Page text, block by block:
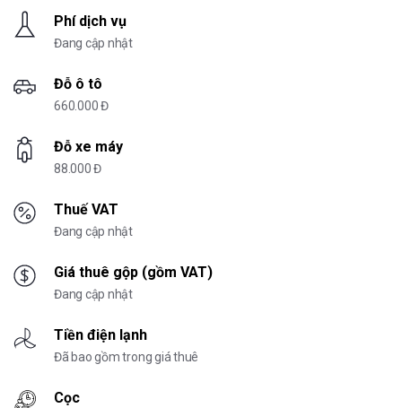
Phí dịch vụ
Đang cập nhật
Đỗ ô tô
660.000 Đ
Đỗ xe máy
88.000 Đ
Thuế VAT
Đang cập nhật
Giá thuê gộp (gồm VAT)
Đang cập nhật
Tiền điện lạnh
Đã bao gồm trong giá thuê
Cọc